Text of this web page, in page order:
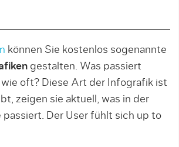
können Sie kostenlos sogenannte
gestalten. Was passiert
oft? Diese Art der Infografik ist
zeigen sie aktuell, was in der
Der User fühlt sich up to